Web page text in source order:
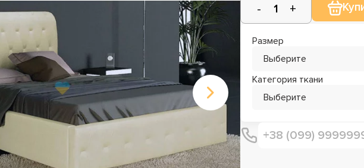
Размер
Выберите
Категория ткани
Выберите